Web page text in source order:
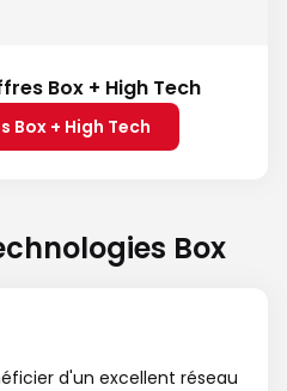
Box + High Tech
Box + High Tech
Box
d'un excellent réseau